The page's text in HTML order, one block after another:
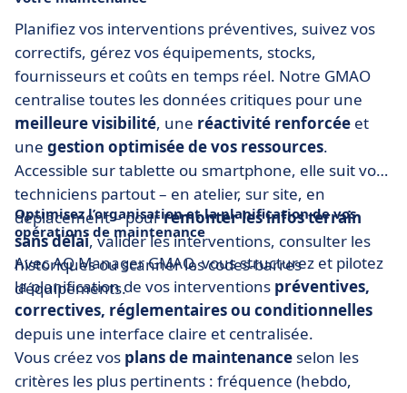
Planifiez vos interventions préventives, suivez vos
correctifs, gérez vos équipements, stocks,
fournisseurs et coûts en temps réel. Notre GMAO
centralise toutes les données critiques pour une
meilleure visibilité, une réactivité renforcée et
une gestion optimisée de vos ressources.
Accessible sur tablette ou smartphone, elle suit vos
techniciens partout – en atelier, sur site, en
déplacement – pourremonter les infos terrain
sans délai, valider les interventions, consulter les
historiques ou scanner les codes-barres
d’équipements.
Optimisez l’organisation et la planification de vos
opérations de maintenance
Avec AQ Manager GMAO, vous structurez et pilotez
la planification de vos interventions préventives,
correctives, réglementaires ou conditionnelles
depuis une interface claire et centralisée.
Vous créez vos plans de maintenance selon les
critères les plus pertinents : fréquence (hebdo,